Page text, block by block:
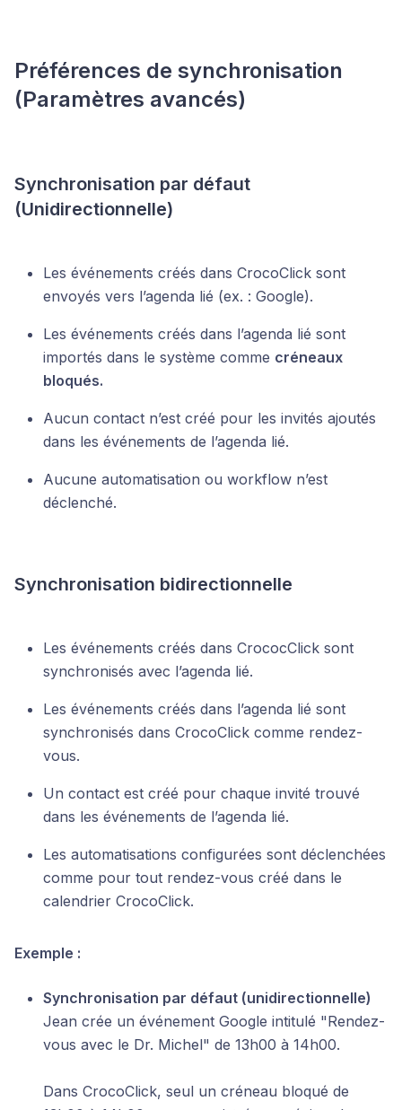
Préférences de synchronisation
(Paramètres avancés)
Synchronisation par défaut
(Unidirectionnelle)
Les événements créés dans CrocoClick sont
envoyés vers l’agenda lié (ex. : Google).
Les événements créés dans l’agenda lié sont
importés dans le système comme créneaux
bloqués.
Aucun contact n’est créé pour les invités ajoutés
dans les événements de l’agenda lié.
Aucune automatisation ou workflow n’est
déclenché.
Synchronisation bidirectionnelle
Les événements créés dans CrococClick sont
synchronisés avec l’agenda lié.
Les événements créés dans l’agenda lié sont
synchronisés dans CrocoClick comme rendez-
vous.
Un contact est créé pour chaque invité trouvé
dans les événements de l’agenda lié.
Les automatisations configurées sont déclenchées
comme pour tout rendez-vous créé dans le
calendrier CrocoClick.
Exemple :
Synchronisation par défaut (unidirectionnelle)
Jean crée un événement Google intitulé "Rendez-
vous avec le Dr. Michel" de 13h00 à 14h00.
Dans CrocoClick, seul un créneau bloqué de